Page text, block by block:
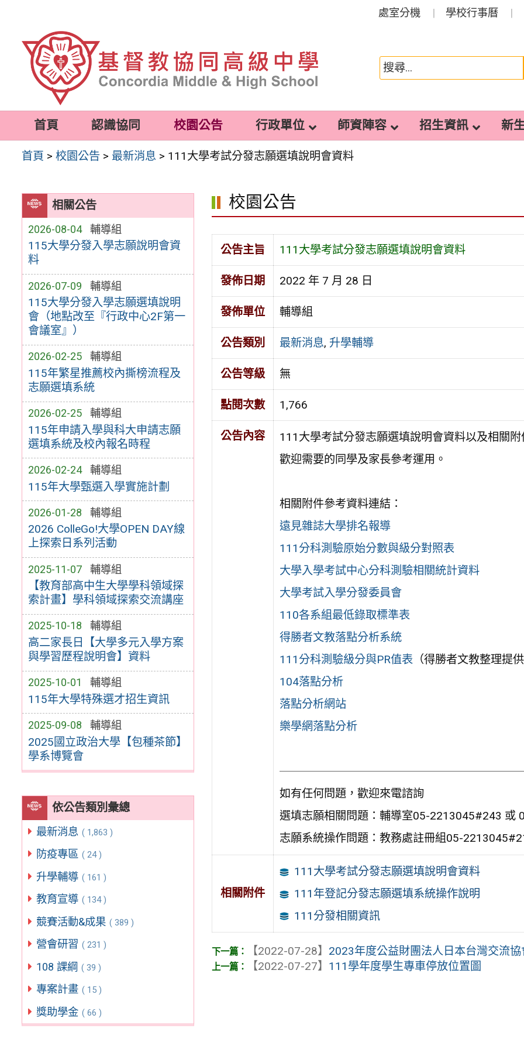
容
處室分機 學校行事曆
首頁 認識協同 校園公告 行政單位 師資陣容 招生資訊 新
首頁 >校園公告 > 最新消息 > 111大學考試分發志願選填說明會資料
相關公告
2026-08-04 輔導組
115大學分發入學志願說明會資
料
2026-07-09 輔導組
115大學分發入學志願選填說明
會（地點改至『行政中心2F第一
會議室』）
2026-02-25 輔導組
115年繁星推薦校內撕榜流程及
志願選填系統
2026-02-25 輔導組
115年申請入學與科大申請志願
選填系統及校內報名時程
2026-02-24 輔導組
115年大學甄選入學實施計劃
2026-01-28 輔導組
2026 ColleGo!大學OPEN DAY線
上探索日系列活動
2025-11-07 輔導組
【教育部高中生大學學科領域探
索計畫】學科領域探索交流講座
2025-10-18 輔導組
高二家長日【大學多元入學方案
與學習歷程說明會】資料
2025-10-01 輔導組
115年大學特殊選才招生資訊
2025-09-08 輔導組
2025國立政治大學【包種茶節】
學系博覽會
依公告類別彙總
最新消息 ( 1,863 )
防疫專區 ( 24 )
升學輔導 ( 161 )
教育宣導 ( 134 )
競賽活動&成果 ( 389 )
營會研習 ( 231 )
108 課綱 ( 39 )
專案計畫 ( 15 )
獎助學金 ( 66 )
校園公告
公告主旨 111大學考試分發志願選填說明會資料
發佈日期 2022 年 7 月 28 日
發佈單位 輔導組
公告類別 最新消息, 升學輔導
公告等級 無
點閱次數 1,766
公告內容
111大學考試分發志願選填說明會資料以及相關
歡迎需要的同學及家長參考運用。
相關附件參考資料連結：
遠見雜誌大學排名報導
111分科測驗原始分數與級分對照表
大學入學考試中心分科測驗相關統計資料
大學考試入學分發委員會
110各系組最低錄取標準表
得勝者文教落點分析系統
111分科測驗級分與PR值表（得勝者文教整理提
104落點分析
落點分析網站
樂學網落點分析
如有任何問題，歡迎來電諮詢
選填志願相關問題：輔導室05-2213045#243 或
志願系統操作問題：教務處註冊組05-
相關附件
111大學考試分發志願選填說明會資料
111年登記分發志願選填系統操作說明
111分發相關資訊
【2022-07-28】 2023年度公益財團法人日本台灣交流
【2022-07-27】 111學年度學生專車停放位置圖